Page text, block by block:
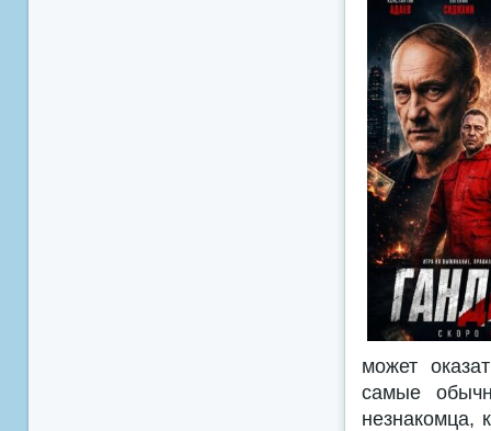
может
самые
незнакомца,